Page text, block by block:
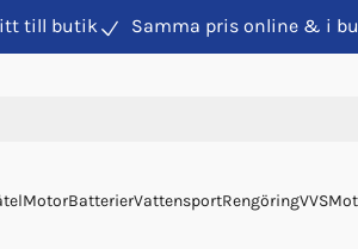
till butik Samma pris online & i
MotorBatterierVattensportRengöringVVS